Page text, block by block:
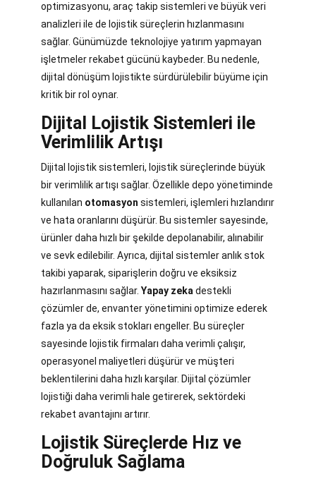
optimizasyonu, araç takip sistemleri ve büyük veri
analizleri ile de lojistik süreçlerin hızlanmasını
sağlar. Günümüzde teknolojiye yatırım yapmayan
işletmeler rekabet gücünü kaybeder. Bu nedenle,
dijital dönüşüm lojistikte sürdürülebilir büyüme için
kritik bir rol oynar.
Dijital Lojistik Sistemleri ile
Verimlilik Artışı
Dijital lojistik sistemleri, lojistik süreçlerinde büyük
bir verimlilik artışı sağlar. Özellikle depo yönetiminde
kullanılan otomasyon sistemleri, işlemleri hızlandırır
ve hata oranlarını düşürür. Bu sistemler sayesinde,
ürünler daha hızlı bir şekilde depolanabilir, alınabilir
ve sevk edilebilir. Ayrıca, dijital sistemler anlık stok
takibi yaparak, siparişlerin doğru ve eksiksiz
hazırlanmasını sağlar. Yapay zekadestekli
çözümler de, envanter yönetimini optimize ederek
fazla ya da eksik stokları engeller. Bu süreçler
sayesinde lojistik firmaları daha verimli çalışır,
operasyonel maliyetleri düşürür ve müşteri
beklentilerini daha hızlı karşılar. Dijital çözümler
lojistiği daha verimli hale getirerek, sektördeki
rekabet avantajını artırır.
Lojistik Süreçlerde Hız ve
Doğruluk Sağlama